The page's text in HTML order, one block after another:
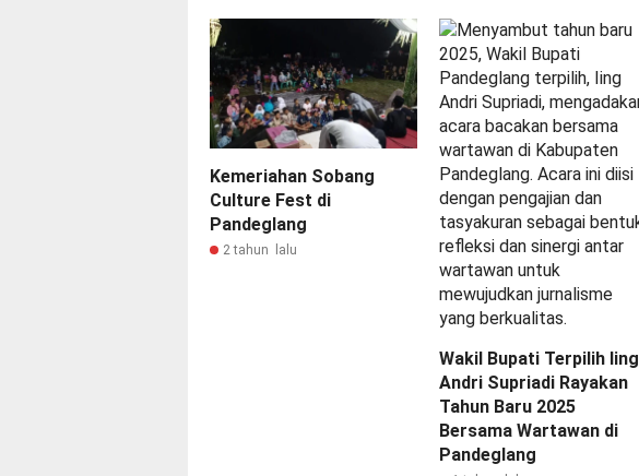
Kemeriahan Sobang
Culture Fest di
Pandeglang
2 tahun lalu
Wakil Bupati Terpilih Iing
Andri Supriadi Rayakan
Tahun Baru 2025
Bersama Wartawan di
Pandeglang